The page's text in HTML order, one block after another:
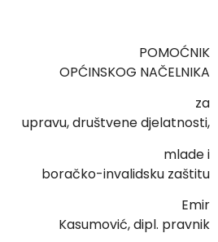
OPĆINSKOG NAČELNIKA
upravu, društvene djelatnosti,
i
boračko-invalidsku zaštitu
Kasumović, dipl. pravnik